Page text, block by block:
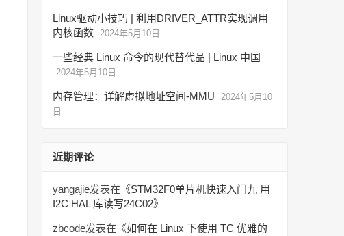
Linux驱动小技巧 | 利用DRIVER_ATTR实现调用
内核函数 2024年5月10日
一些经典 Linux 命令的现代替代品 | Linux 中国
2024年5月10日
内存管理：详解虚拟地址空间-MMU
2024年5月10
日
近期评论
yangajie发表在《STM32F0单片机快速入门九 用
I2C HAL 库读写24C02》
zbcode发表在《如何在 Linux 下使用 TC 优雅的